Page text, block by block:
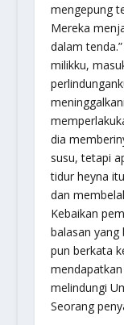
mengepung
Mereka
dalam
milikku,
dia
susu, tetapi
tidur heyna
dan
Kebaikan
balasan yang
pun berkata
melindungi
Seorang